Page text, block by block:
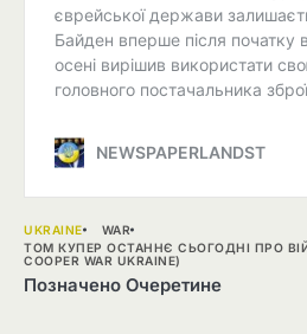
UKRAINE
WAR
ТОМ КУПЕР ОСТАННЄ СЬОГОДНІ ПРО
COOPER WAR UKRAINE)
Позначено Очеретине